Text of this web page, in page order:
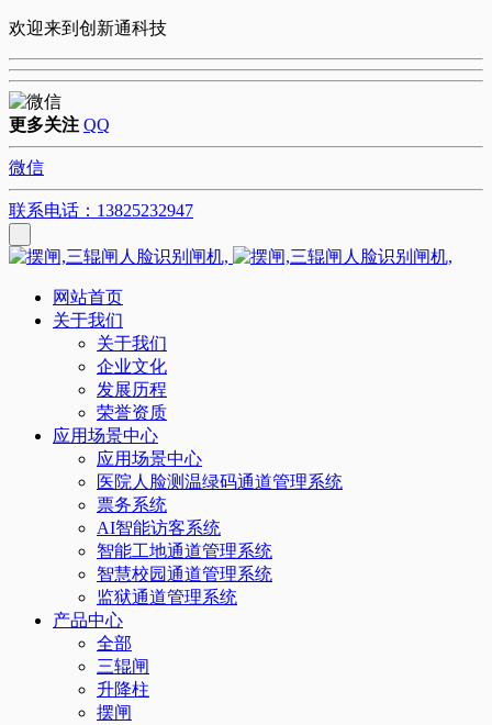
欢迎来到创新通科技
更多关注 QQ
微信
联系电话：13825232947
网站首页
关于我们
关于我们
企业文化
发展历程
荣誉资质
应用场景中心
应用场景中心
医院人脸测温绿码通道管理系统
票务系统
AI智能访客系统
智能工地通道管理系统
智慧校园通道管理系统
监狱通道管理系统
产品中心
全部
三辊闸
升降柱
摆闸